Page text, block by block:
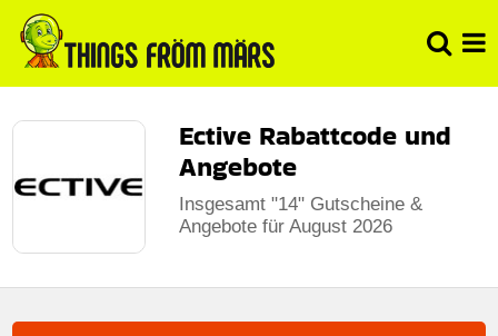
Ective Rabattcode und
Angebote
Insgesamt "14" Gutscheine &
Angebote für August 2026